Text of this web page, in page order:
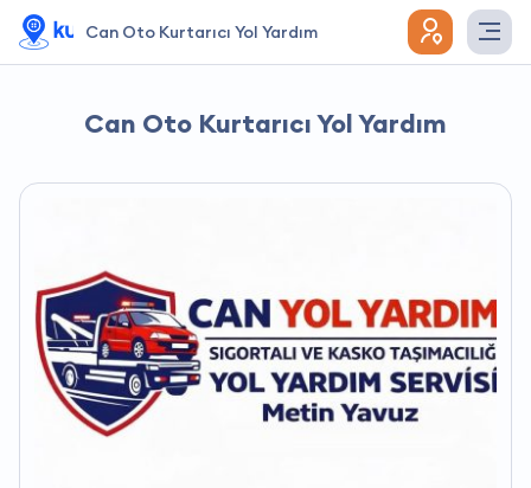
Can Oto Kurtarıcı Yol Yardım
Can Oto Kurtarıcı Yol Yardım